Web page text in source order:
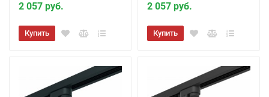
2 057 руб.
Купить
2 057 руб.
Купить